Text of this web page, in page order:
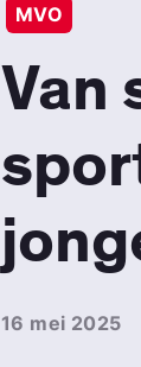
MVO
Van
16 mei 2025